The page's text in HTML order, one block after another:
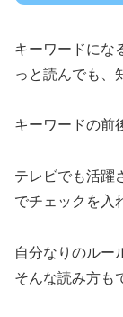
キーワードにな
っと読んでも、
キーワードの前
テレビでも活躍
でチェックを入
自分なりのルー
そんな読み方も